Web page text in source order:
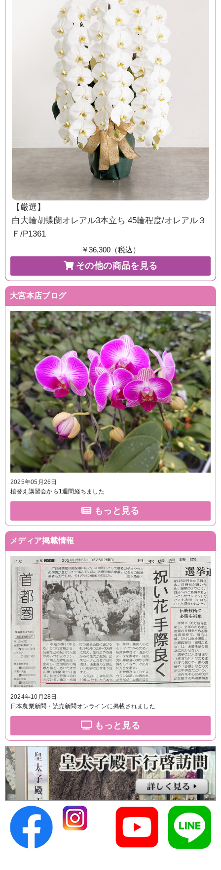
【厳選】
白大輪胡蝶蘭オレアル3本立ち 45輪程度/オレアル３
Ｆ/P1361
￥36,300（税込）
その他の商品を見る
大宮本店ブログ
2025年05月26日
植替え講習会から1週間経ちました
もっと見る
メディア掲載情報
2024年10月28日
日本農業新聞・読売新聞オンラインに掲載されました
もっと見る